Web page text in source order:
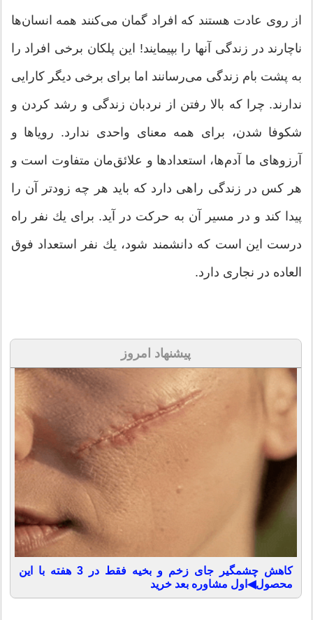
از روی عادت هستند كه افراد گمان می‌‌كنند همه انسان‌ها
ناچارند در زندگی آنها را بپیمایند! این پلكان برخی افراد را
به پشت بام زندگی می‌‌رسانند اما برای برخی دیگر كارایی
ندارند. چرا كه بالا رفتن از نردبان زندگی و رشد كردن و
شكوفا شدن‌‌، برای همه معنای واحدی ندارد. رویاها و
آرزوهای ما آدم‌ها، استعدادها و علائق‌مان متفاوت است و
هر كس در زندگی راهی دارد كه باید هر چه زودتر آن را
پیدا كند و در مسیر آن به حركت در آید. برای یك نفر راه
درست این است كه دانشمند شود، یك نفر استعداد فوق
العاده در نجاری دارد.
پیشنهاد امروز
کاهش چشمگیر جای زخم و بخیه فقط در 3 هفته با این
محصول◀اول مشاوره بعد خرید